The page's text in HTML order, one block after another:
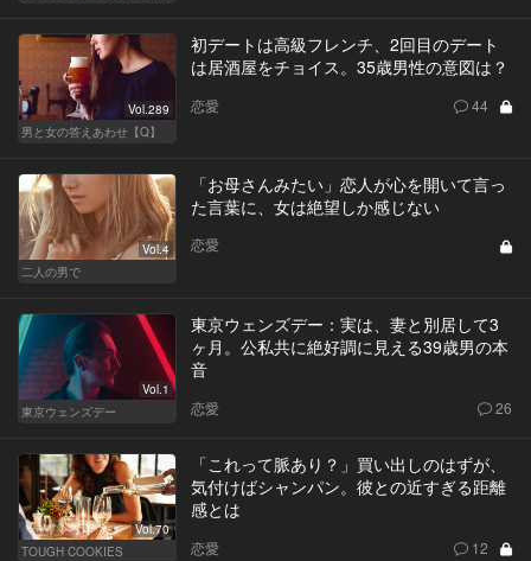
Vol.289
男と女の答えあわせ【Q】
初デートは高級フレンチ、2回目のデート
は居酒屋をチョイス。35歳男性の意図は？
恋愛 44
Vol.4
二人の男で
「お母さんみたい」恋人が心を開いて言っ
た言葉に、女は絶望しか感じない
恋愛
Vol.1
東京ウェンズデー
東京ウェンズデー：実は、妻と別居して3
ヶ月。公私共に絶好調に見える39歳男の本
音
恋愛 26
Vol.70
TOUGH COOKIES
「これって脈あり？」買い出しのはずが、
気付けばシャンパン。彼との近すぎる距離
感とは
恋愛 12